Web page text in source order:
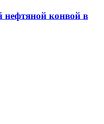
нефтяной конвой в